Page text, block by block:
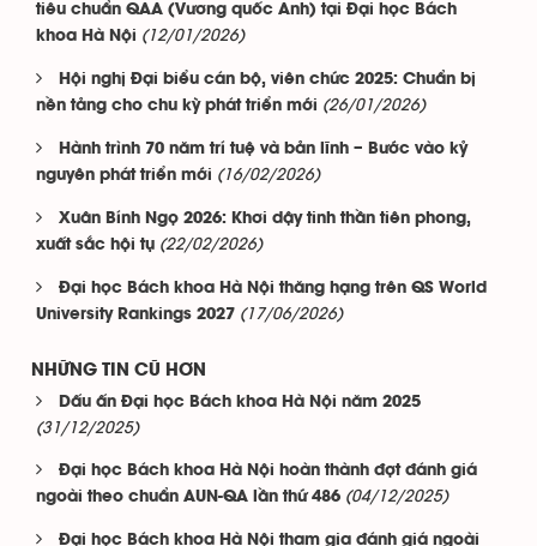
tiêu chuẩn QAA (Vương quốc Anh) tại Đại học Bách
khoa Hà Nội (12/01/2026)
Hội nghị Đại biểu cán bộ, viên chức 2025: Chuẩn bị
nền tảng cho chu kỳ phát triển mới (26/01/2026)
Hành trình 70 năm trí tuệ và bản lĩnh – Bước vào kỷ
nguyên phát triển mới (16/02/2026)
Xuân Bính Ngọ 2026: Khơi dậy tinh thần tiên phong,
xuất sắc hội tụ (22/02/2026)
Đại học Bách khoa Hà Nội thăng hạng trên QS World
University Rankings 2027 (17/06/2026)
NHỮNG TIN CŨ HƠN
Dấu ấn Đại học Bách khoa Hà Nội năm 2025
(31/12/2025)
Đại học Bách khoa Hà Nội hoàn thành đợt đánh giá
ngoài theo chuẩn AUN-QA lần thứ 486 (04/12/2025)
Đại học Bách khoa Hà Nội tham gia đánh giá ngoài